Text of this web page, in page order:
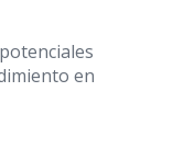
en